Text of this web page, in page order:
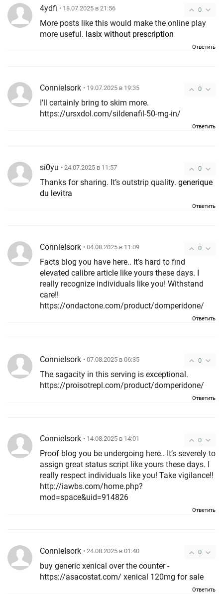
0
4ydfi • 18.07.2025 в 21:56
More posts like this would make the online play
more useful. lasix without prescription
Ответить
0
ConnieIsork • 19.07.2025 в 19:35
I’ll certainly bring to skim more.
https://ursxdol.com/sildenafil-50-mg-in/
Ответить
0
si0yu • 24.07.2025 в 11:57
Thanks for sharing. It’s outstrip quality. generique
du levitra
Ответить
0
ConnieIsork • 04.08.2025 в 11:09
Facts blog you have here.. It’s hard to find
elevated calibre article like yours these days. I
really recognize individuals like you! Withstand
care!!
https://ondactone.com/product/domperidone/
Ответить
0
ConnieIsork • 07.08.2025 в 06:35
The sagacity in this serving is exceptional.
https://proisotrepl.com/product/domperidone/
Ответить
0
ConnieIsork • 14.08.2025 в 14:01
Proof blog you be undergoing here.. It’s severely to
assign great status script like yours these days. I
really respect individuals like you! Take vigilance!!
http://iawbs.com/home.php?
mod=space&uid=914826
Ответить
0
ConnieIsork • 24.08.2025 в 01:40
buy generic xenical over the counter -
https://asacostat.com/ xenical 120mg for sale
Ответить